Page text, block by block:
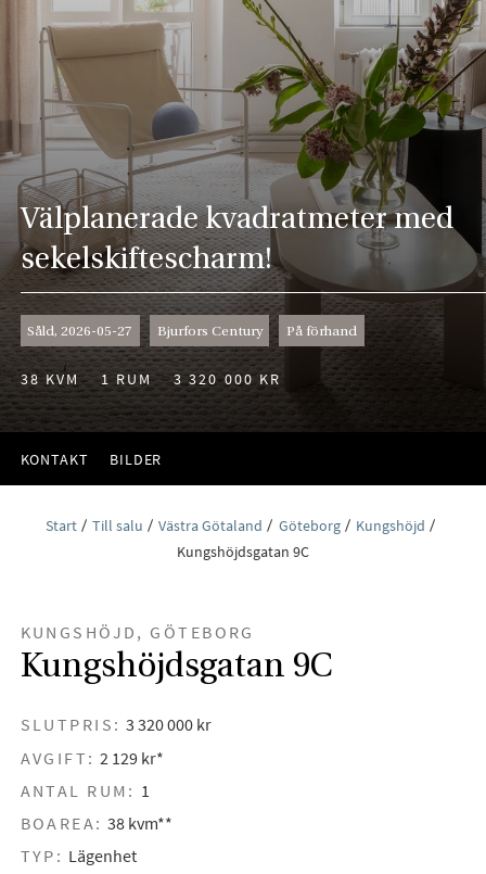
Välplanerade kvadratmeter med
sekelskiftescharm!
Såld, 2026-05-27 Bjurfors Century På förhand
38 KVM 1 RUM 3 320 000 KR
KONTAKT BILDER
Start Till salu Västra Götaland Göteborg
Kungshöjd
Kungshöjdsgatan 9C
KUNGSHÖJD, GÖTEBORG
Kungshöjdsgatan 9C
SLUTPRIS: 3 320 000 kr
AVGIFT: 2 129 kr*
ANTAL RUM: 1
BOAREA: 38 kvm**
TYP: Lägenhet